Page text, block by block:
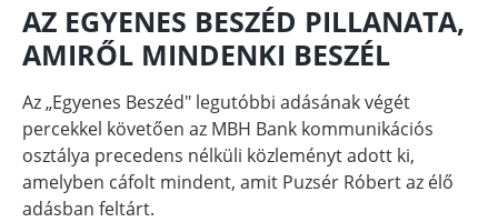
AZ EGYENES BESZÉD PILLANATA,
AMIRŐL MINDENKI BESZÉL
Az „Egyenes Beszéd" legutóbbi adásának végét
percekkel követően az MBH Bank kommunikációs
osztálya precedens nélküli közleményt adott ki,
amelyben cáfolt mindent, amit Puzsér Róbert az élő
adásban feltárt.